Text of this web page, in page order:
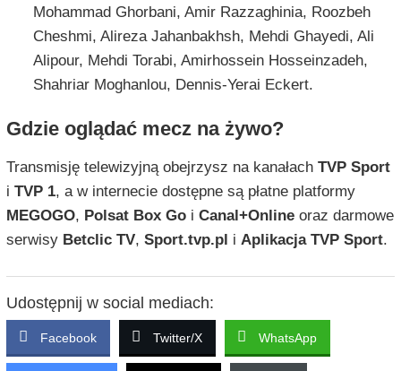
Mohammad Ghorbani, Amir Razzaghinia, Roozbeh
Cheshmi, Alireza Jahanbakhsh, Mehdi Ghayedi, Ali
Alipour, Mehdi Torabi, Amirhossein Hosseinzadeh,
Shahriar Moghanlou, Dennis-Yerai Eckert.
Gdzie oglądać mecz na żywo?
Transmisję telewizyjną obejrzysz na kanałach TVP Sport
i TVP 1, a w internecie dostępne są płatne platformy
MEGOGO, Polsat Box Goi Canal+Onlineoraz darmowe
serwisy Betclic TV, Sport.tvp.pl i Aplikacja TVP Sport.
Udostępnij w social mediach:
Facebook Twitter/X WhatsApp